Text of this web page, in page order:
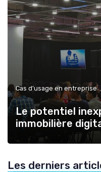
Cas d'usage en entreprise
Le potentiel
immobilière
Les derniers